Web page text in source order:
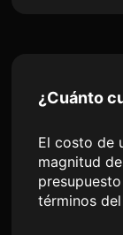
¿Cuánto
El costo de
magnitud
términos